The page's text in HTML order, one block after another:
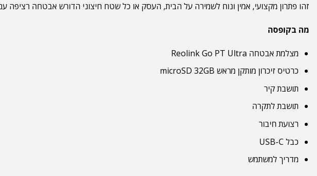
זהו פתרון מקצועי, אמין ונוח לשמירה על הבית, העסק או כל שטח חיצוני הדורש אבטחה
מה בקופסה
מצלמת אבטחה Reolink Go PT Ultra
כרטיס זיכרון מותקן מראש microSD 32GB
תושבת קיר
תושבת לתקרה
רצועת חיבור
כבל USB-C
מדריך למשתמש